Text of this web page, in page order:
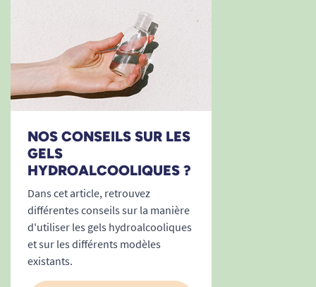
NOS CONSEILS SUR LES
GELS
HYDROALCOOLIQUES ?
Dans cet article, retrouvez
différentes conseils sur la manière
d'utiliser les gels hydroalcooliques
et sur les différents modèles
existants.